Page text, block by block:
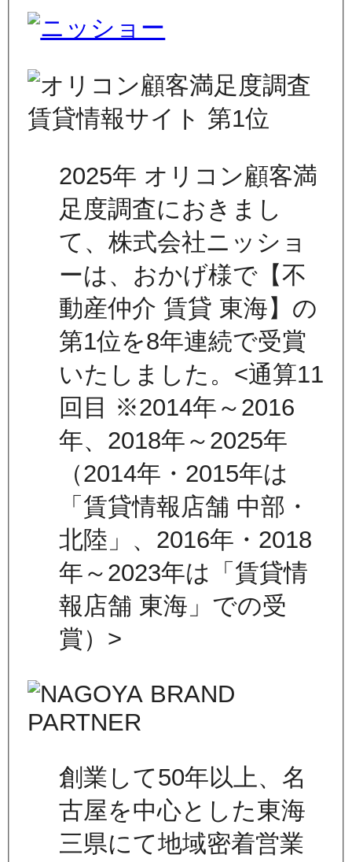
2025年 オリコン顧客満
足度調査におきまし
て、株式会社ニッショ
ーは、おかげ様で【不
動産仲介 賃貸 東海】の
第1位を8年連続で受賞
いたしました。<通算11
回目 ※2014年～2016
年、2018年～2025年
（2014年・2015年は
「賃貸情報店舗 中部・
北陸」、2016年・2018
年～2023年は「賃貸情
報店舗 東海」での受
賞）>
創業して50年以上、名
古屋を中心とした東海
三県にて地域密着営業